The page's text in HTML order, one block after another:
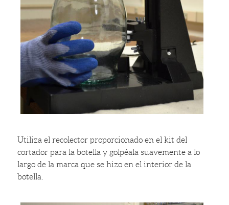
Utiliza el recolector proporcionado en el kit del
cortador para la botella y golpéala suavemente a lo
largo de la marca que se hizo en el interior de la
botella.